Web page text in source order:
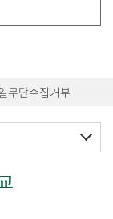
무단수집거부